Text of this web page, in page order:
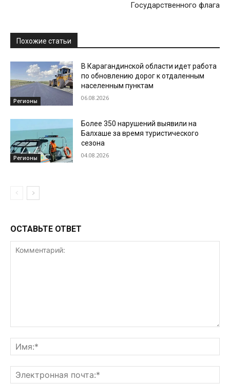
Государственного флага
Похожие статьи
Регионы
В Карагандинской области идет работа
по обновлению дорог к отдаленным
населенным пунктам
06.08.2026
Регионы
Более 350 нарушений выявили на
Балхаше за время туристического
сезона
04.08.2026
ОСТАВЬТЕ ОТВЕТ